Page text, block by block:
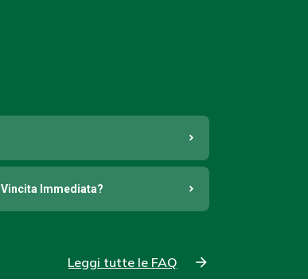
Immediata?
Leggi tutte le FAQ